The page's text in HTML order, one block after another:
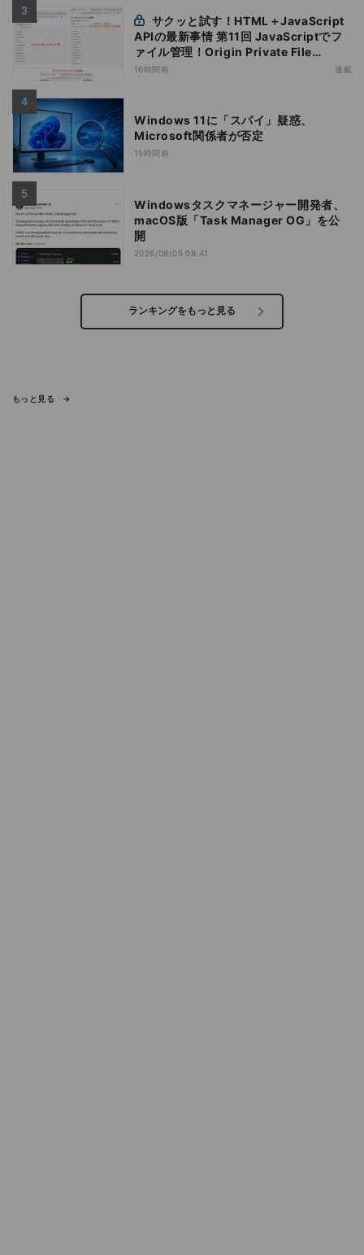
APIの最新事情 第11回 JavaScriptでフ
ァイル管理！Origin Private File
Systemを活用する
16時間前 連載
Windows 11に「スパイ」疑惑、
Microsoft関係者が否定
15時間前
Windowsタスクマネージャー開発者、
macOS版「Task Manager OG」を公
開
2026/08/05 08:41
ランキングをもっと見る
もっと見る